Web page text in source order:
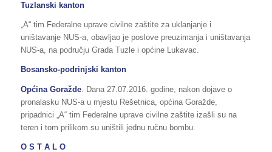
Tuzlanski kanton
„A“ tim Federalne uprave civilne zaštite za uklanjanje i
uništavanje NUS-a, obavljao je poslove preuzimanja i uništavanja
NUS-a, na području Grada Tuzle i općine Lukavac.
Bosansko-podrinjski kanton
Općina Goražde. Dana 27.07.2016. godine, nakon dojave o
pronalasku NUS-a u mjestu Rešetnica, općina Goražde,
pripadnici „A“ tim Federalne uprave civilne zaštite izašli su na
teren i tom prilikom su uništili jednu ručnu bombu.
O S T A L O